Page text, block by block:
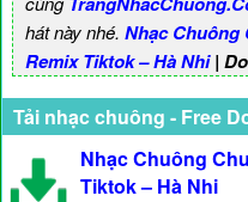
hát này nhé. Nhạc Chuông
Remix Tiktok – Hà Nhi|
Tải nhạc chuông - Free
Nhạc Chuông
Tiktok – Hà Nhi